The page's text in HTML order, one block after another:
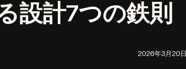
設計7つの鉄則
2026年3月20日